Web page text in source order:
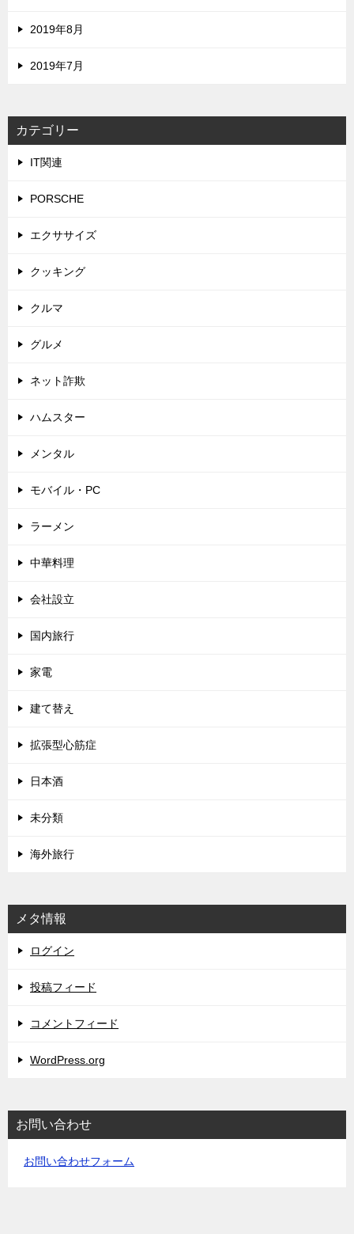
2019年8月
2019年7月
カテゴリー
IT関連
PORSCHE
エクササイズ
クッキング
クルマ
グルメ
ネット詐欺
ハムスター
メンタル
モバイル・PC
ラーメン
中華料理
会社設立
国内旅行
家電
建て替え
拡張型心筋症
日本酒
未分類
海外旅行
メタ情報
ログイン
投稿フィード
コメントフィード
WordPress.org
お問い合わせ
お問い合わせフォーム